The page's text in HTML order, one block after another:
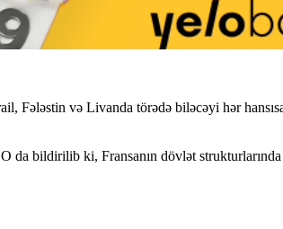
Fələstin və Livanda törədə biləcəyi hər
da bildirilib ki, Fransanın dövlət